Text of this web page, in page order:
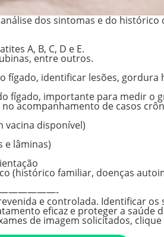
dos sintomas e do histórico
A, B, C, D e E.
entre outros.
fígado, identificar lesões, gordura
fígado, importante para medir o
acompanhamento de casos
vacina disponível)
e lâminas)
(histórico familiar, doenças
e controlada. Identificar os
eficaz e proteger a saúde
de imagem solicitados,